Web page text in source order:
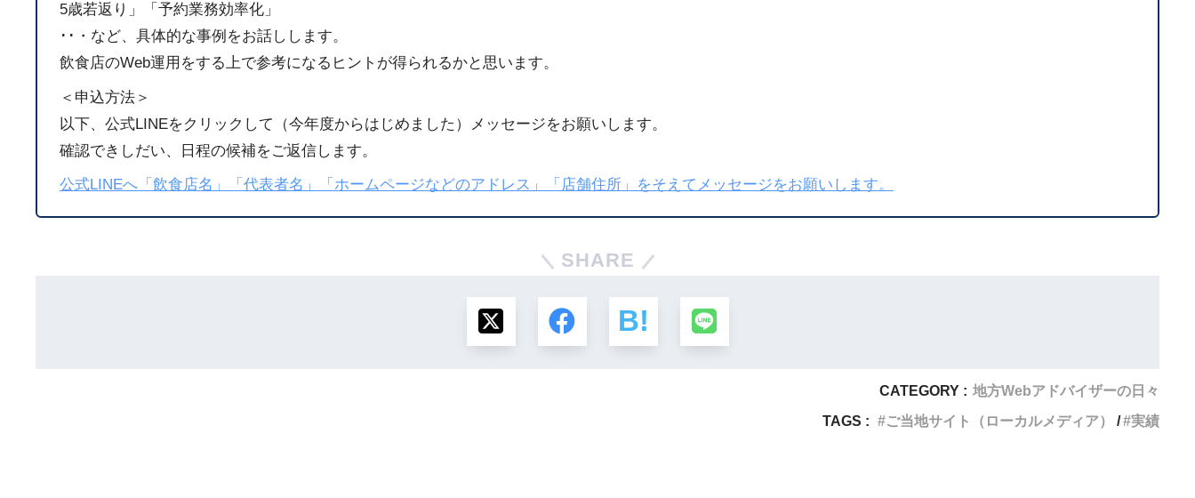
5歳若返り」「予約業務効率化」
･･・など、具体的な事例をお話しします。
飲食店のWeb運用をする上で参考になるヒントが得られるかと思います。
＜申込方法＞
以下、公式LINEをクリックして（今年度からはじめました）メッセージをお願いします。
確認できしだい、日程の候補をご返信します。
公式LINEへ「飲食店名」「代表者名」「ホームページなどのアドレス」「店舗住所」をそえてメッセージをお願いします。
SHARE
CATEGORY : 地方Webアドバイザーの日々
TAGS :
ご当地サイト（ローカルメディア） 実績